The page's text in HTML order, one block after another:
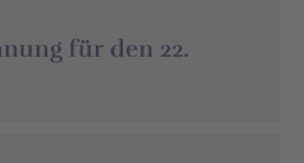
für den 22.